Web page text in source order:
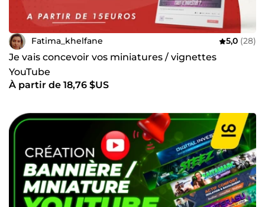
Fatima_khelfane 5,0 (28)
Je vais concevoir vos miniatures / vignettes
YouTube
À partir de 18,76 $US